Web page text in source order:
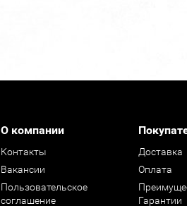
О компании
Контакты
Вакансии
Пользовательское
соглашение
Доставка
Оплата
Гарантии